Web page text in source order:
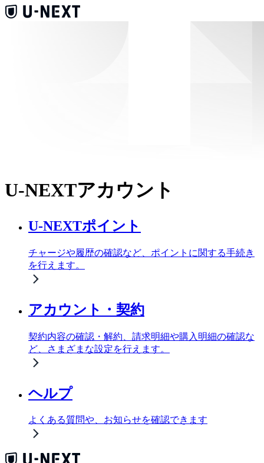
U-NEXTアカウント
U-NEXTポイント
チャージや履歴の確認など、ポイントに関する手続き
を行えます。
アカウント・契約
契約内容の確認・解約、請求明細や購入明細の確認な
ど、さまざまな設定を行えます。
ヘルプ
よくある質問や、お知らせを確認できます